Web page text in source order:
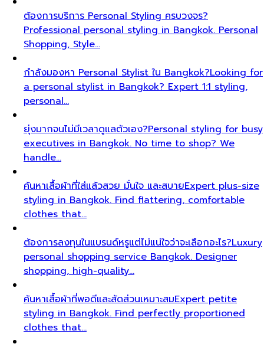
ต้องการบริการ Personal Styling ครบวงจร?
Professional personal styling in Bangkok. Personal
Shopping, Style…
กำลังมองหา Personal Stylist ใน Bangkok?Looking for
a personal stylist in Bangkok? Expert 1:1 styling,
personal…
ยุ่งมากจนไม่มีเวลาดูแลตัวเอง?Personal styling for busy
executives in Bangkok. No time to shop? We
handle…
ค้นหาเสื้อผ้าที่ใส่แล้วสวย มั่นใจ และสบายExpert plus-size
styling in Bangkok. Find flattering, comfortable
clothes that…
ต้องการลงทุนในแบรนด์หรูแต่ไม่แน่ใจว่าจะเลือกอะไร?Luxury
personal shopping service Bangkok. Designer
shopping, high-quality…
ค้นหาเสื้อผ้าที่พอดีและสัดส่วนเหมาะสมExpert petite
styling in Bangkok. Find perfectly proportioned
clothes that…